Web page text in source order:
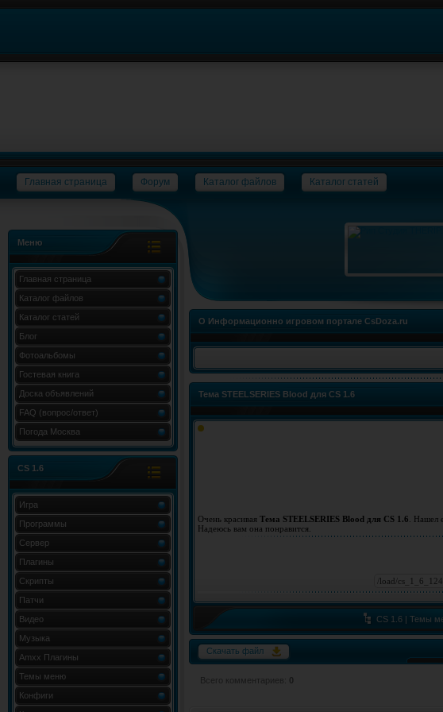
Главная страница Форум Каталог файлов Каталог статей
Меню
Главная страница
Каталог файлов
Каталог статей
Блог
Фотоальбомы
Гостевая книга
Доска объявлений
FAQ (вопрос/ответ)
Погода Москва
CS 1.6
Игра
Программы
Сервер
Плагины
Скрипты
Патчи
Видео
Музыка
Amxx Плагины
Темы меню
Конфиги
О Информационно игровом портале CsDoza.ru
Тема STEELSERIES Blood для CS 1.6
Очень красивая Тема STEELSERIES Blood для CS 1.6 . Нашел
Надеюсь вам она понравится.
CS 1.6 | Темы
Скачать файл
Всего комментариев : 0